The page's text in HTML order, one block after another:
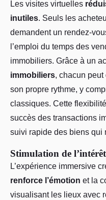
Les visites virtuelles
inutiles. Seuls les
demandent un rendez-
l’emploi du temps des
immobiliers. Grâce à un
immobiliers, chacun
son propre rythme, y
classiques. Cette
succès des transactions
suivi rapide des biens qui
Stimulation de
L’expérience immersive
renforce l’émotion et la
visualisant les lieux avec